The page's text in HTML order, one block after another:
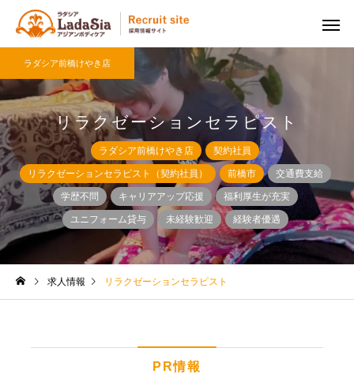
リラクゼーションセラピスト
ラダシア前橋けやき店
ラダシア前橋けやき店 契約社員
リラクゼーションセラピスト（契約社員） 前橋市 交通費支給
学歴不問 キャリアアップ応援 福利厚生が充実
ユニフォーム貸与 未経験歓迎 経験者優遇
求人情報 リラクゼーションセラピスト
PR情報